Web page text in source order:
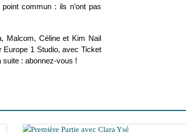
commun : ils n’ont pas
Malcom, Céline et Kim Nail
Europe 1 Studio, avec Ticket
suite : abonnez-vous !